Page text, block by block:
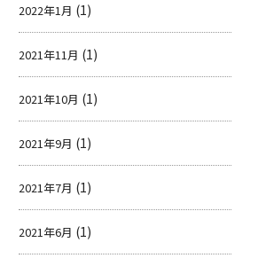
2022年1月 (1)
2021年11月 (1)
2021年10月 (1)
2021年9月 (1)
2021年7月 (1)
2021年6月 (1)